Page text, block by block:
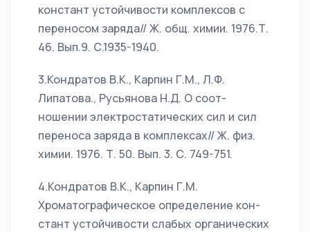
констант устойчивости комплексов с
переносом заряда// Ж. общ. химии. 1976.Т.
46. Вып.9. С.1935-1940.
3.Кондратов В.К., Карпин Г.М., Л.Ф.
Липатова., Русьянова Н.Д. О соот-
ношении электростатических сил и сил
переноса заряда в комплексах// Ж. физ.
химии. 1976. Т. 50. Вып. 3. С. 749-751.
4.Кондратов В.К., Карпин Г.М.
Хроматографическое определение кон-
стант устойчивости слабых органических